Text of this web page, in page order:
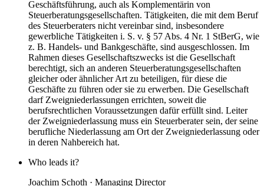
Geschäftsführung, auch als Komplementärin von
Steuerberatungsgesellschaften. Tätigkeiten, die mit dem Beruf
des Steuerberaters nicht vereinbar sind, insbesondere
gewerbliche Tätigkeiten i. S. v. § 57 Abs. 4 Nr. 1 StBerG, wie
z. B. Handels- und Bankgeschäfte, sind ausgeschlossen. Im
Rahmen dieses Gesellschaftszwecks ist die Gesellschaft
berechtigt, sich an anderen Steuerberatungsgesellschaften
gleicher oder ähnlicher Art zu beteiligen, für diese die
Geschäfte zu führen oder sie zu erwerben. Die Gesellschaft
darf Zweigniederlassungen errichten, soweit die
berufsrechtlichen Voraussetzungen dafür erfüllt sind. Leiter
der Zweigniederlassung muss ein Steuerberater sein, der seine
berufliche Niederlassung am Ort der Zweigniederlassung oder
in deren Nahbereich hat.
Who leads it?
Joachim Schoth · Managing Director